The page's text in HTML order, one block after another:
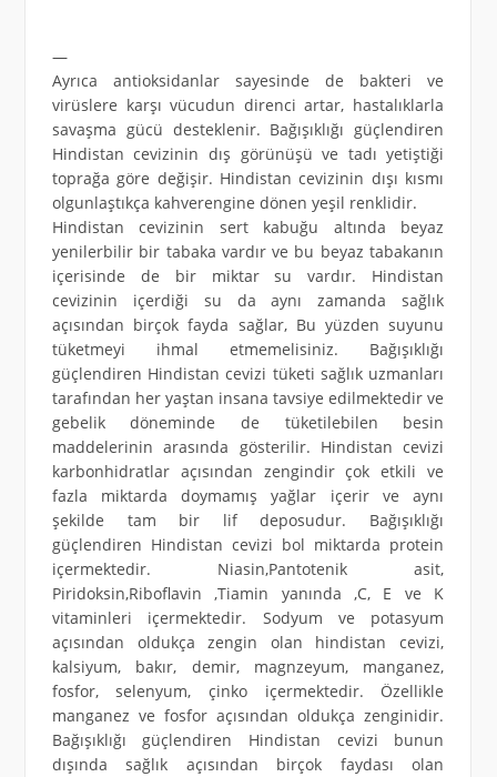
—
Ayrıca antioksidanlar sayesinde de bakteri ve
virüslere karşı vücudun direnci artar, hastalıklarla
savaşma gücü desteklenir. Bağışıklığı güçlendiren
Hindistan cevizinin dış görünüşü ve tadı yetiştiği
toprağa göre değişir. Hindistan cevizinin dışı kısmı
olgunlaştıkça kahverengine dönen yeşil renklidir.
Hindistan cevizinin sert kabuğu altında beyaz
yenilerbilir bir tabaka vardır ve bu beyaz tabakanın
içerisinde de bir miktar su vardır. Hindistan
cevizinin içerdiği su da aynı zamanda sağlık
açısından birçok fayda sağlar, Bu yüzden suyunu
tüketmeyi ihmal etmemelisiniz. Bağışıklığı
güçlendiren Hindistan cevizi tüketi sağlık uzmanları
tarafından her yaştan insana tavsiye edilmektedir ve
gebelik döneminde de tüketilebilen besin
maddelerinin arasında gösterilir. Hindistan cevizi
karbonhidratlar açısından zengindir çok etkili ve
fazla miktarda doymamış yağlar içerir ve aynı
şekilde tam bir lif deposudur. Bağışıklığı
güçlendiren Hindistan cevizi bol miktarda protein
içermektedir. Niasin,Pantotenik asit,
Piridoksin,Riboflavin ,Tiamin yanında ,C, E ve K
vitaminleri içermektedir. Sodyum ve potasyum
açısından oldukça zengin olan hindistan cevizi,
kalsiyum, bakır, demir, magnzeyum, manganez,
fosfor, selenyum, çinko içermektedir. Özellikle
manganez ve fosfor açısından oldukça zenginidir.
Bağışıklığı güçlendiren Hindistan cevizi bunun
dışında sağlık açısından birçok faydası olan